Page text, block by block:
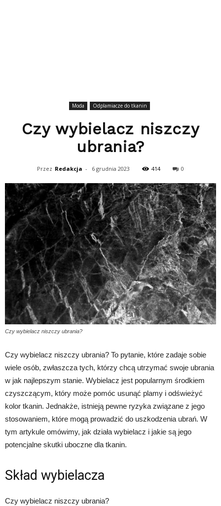
Moda Odplamiacze do tkanin
Czy wybielacz niszczy
ubrania?
Przez Redakcja - 6 grudnia 2023 414 0
Czy wybielacz niszczy ubrania?
Czy wybielacz niszczy ubrania? To pytanie, które zadaje sobie
wiele osób, zwłaszcza tych, którzy chcą utrzymać swoje ubrania
w jak najlepszym stanie. Wybielacz jest popularnym środkiem
czyszczącym, który może pomóc usunąć plamy i odświeżyć
kolor tkanin. Jednakże, istnieją pewne ryzyka związane z jego
stosowaniem, które mogą prowadzić do uszkodzenia ubrań. W
tym artykule omówimy, jak działa wybielacz i jakie są jego
potencjalne skutki uboczne dla tkanin.
Skład wybielacza
Czy wybielacz niszczy ubrania?